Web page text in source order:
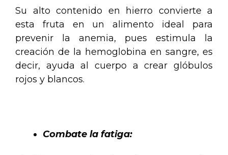
Su alto contenido en hierro convierte a
esta fruta en un alimento ideal para
prevenir la anemia, pues estimula la
creación de la hemoglobina en sangre, es
decir, ayuda al cuerpo a crear glóbulos
rojos y blancos.
Combate la fatiga: